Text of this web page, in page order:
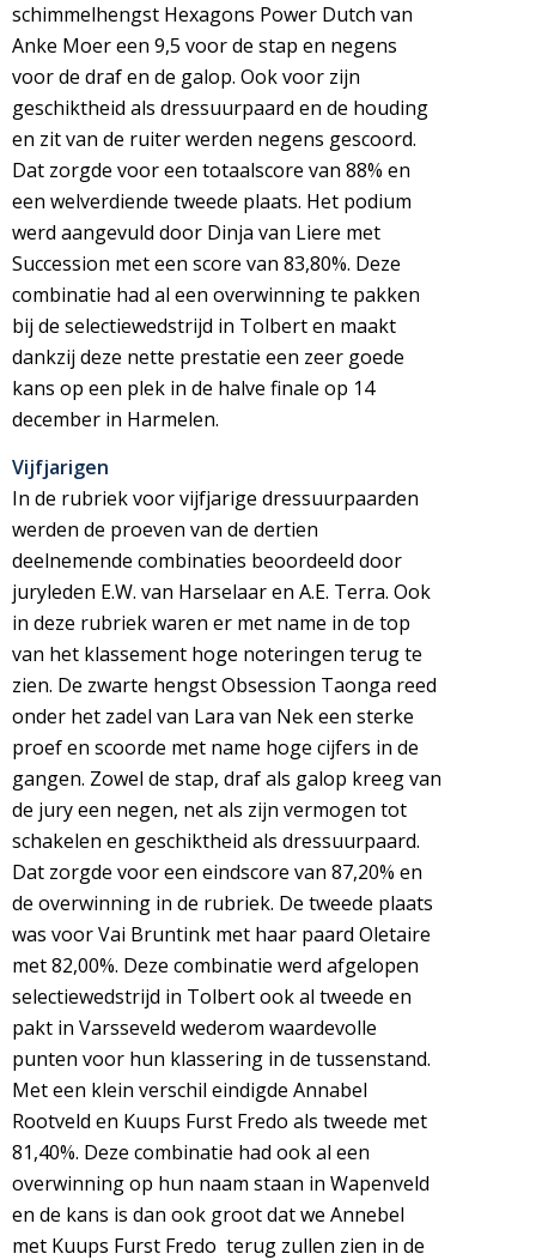
schimmelhengst Hexagons Power Dutch van
Anke Moer een 9,5 voor de stap en negens
voor de draf en de galop. Ook voor zijn
geschiktheid als dressuurpaard en de houding
en zit van de ruiter werden negens gescoord.
Dat zorgde voor een totaalscore van 88% en
een welverdiende tweede plaats. Het podium
werd aangevuld door Dinja van Liere met
Succession met een score van 83,80%. Deze
combinatie had al een overwinning te pakken
bij de selectiewedstrijd in Tolbert en maakt
dankzij deze nette prestatie een zeer goede
kans op een plek in de halve finale op 14
december in Harmelen.
Vijfjarigen
In de rubriek voor vijfjarige dressuurpaarden
werden de proeven van de dertien
deelnemende combinaties beoordeeld door
juryleden E.W. van Harselaar en A.E. Terra. Ook
in deze rubriek waren er met name in de top
van het klassement hoge noteringen terug te
zien. De zwarte hengst Obsession Taonga reed
onder het zadel van Lara van Nek een sterke
proef en scoorde met name hoge cijfers in de
gangen. Zowel de stap, draf als galop kreeg van
de jury een negen, net als zijn vermogen tot
schakelen en geschiktheid als dressuurpaard.
Dat zorgde voor een eindscore van 87,20% en
de overwinning in de rubriek. De tweede plaats
was voor Vai Bruntink met haar paard Oletaire
met 82,00%. Deze combinatie werd afgelopen
selectiewedstrijd in Tolbert ook al tweede en
pakt in Varsseveld wederom waardevolle
punten voor hun klassering in de tussenstand.
Met een klein verschil eindigde Annabel
Rootveld en Kuups Furst Fredo als tweede met
81,40%. Deze combinatie had ook al een
overwinning op hun naam staan in Wapenveld
en de kans is dan ook groot dat we Annebel
met Kuups Furst Fredo terug zullen zien in de